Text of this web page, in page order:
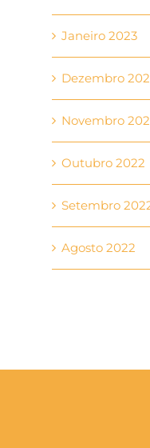
Janeiro 2023
Dezembro
Novembro
Outubro 2022
Setembro
Agosto 2022